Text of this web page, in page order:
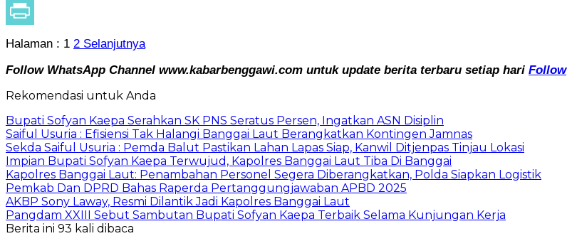
Halaman : 1 2 Selanjutnya
Follow WhatsApp Channel www.kabarbenggawi.com untuk update berita terbaru setiap hari Follow
Rekomendasi untuk Anda
Bupati Sofyan Kaepa Serahkan SK PNS Seratus Persen, Ingatkan ASN Disiplin
Saiful Usuria : Efisiensi Tak Halangi Banggai Laut Berangkatkan Kontingen Jamnas
Sekda Saiful Usuria : Pemda Balut Pastikan Lahan Lapas Siap, Kanwil Ditjenpas Tinjau Lokasi
Impian Bupati Sofyan Kaepa Terwujud, Kapolres Banggai Laut Tiba Di Banggai
Kapolres Banggai Laut: Penambahan Personel Segera Diberangkatkan, Polda Siapkan Logistik
Pemkab Dan DPRD Bahas Raperda Pertanggungjawaban APBD 2025
AKBP Sony Laway, Resmi Dilantik Jadi Kapolres Banggai Laut
Pangdam XXIII Sebut Sambutan Bupati Sofyan Kaepa Terbaik Selama Kunjungan Kerja
Berita ini 93 kali dibaca